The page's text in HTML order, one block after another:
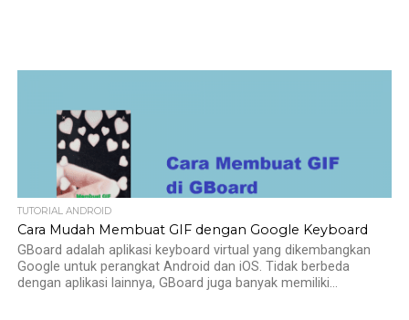
TUTORIAL ANDROID
Cara Mudah Membuat GIF dengan Google Keyboard
GBoard adalah aplikasi keyboard virtual yang dikembangkan
Google untuk perangkat Android dan iOS. Tidak berbeda
dengan aplikasi lainnya, GBoard juga banyak memiliki...